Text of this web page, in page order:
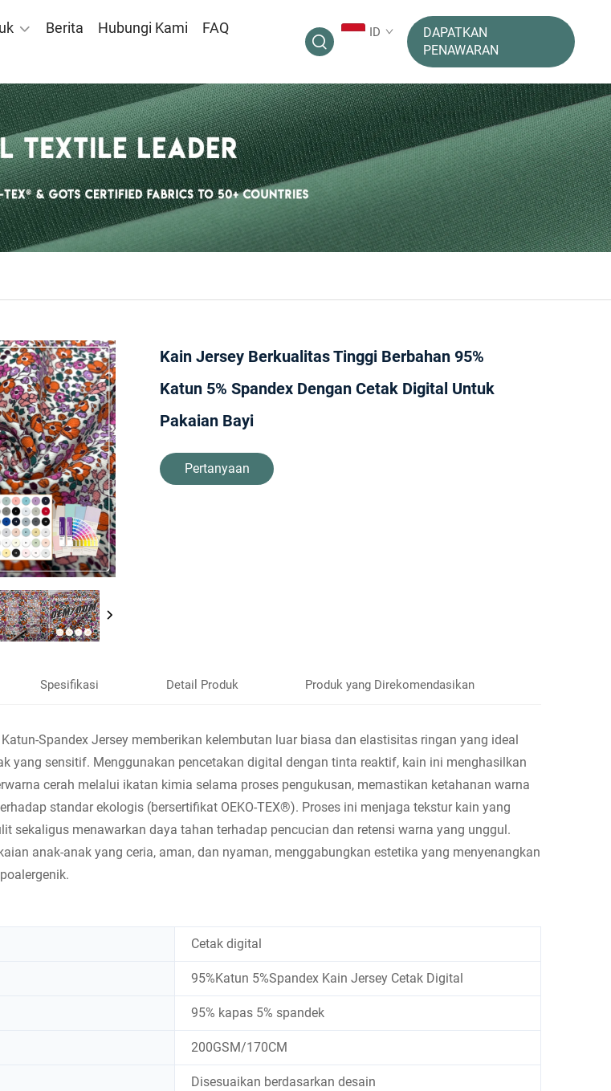
Berita Hubungi Kami
FAQ
ID
DAPATKAN
PENAWARAN
Kain Jersey Berkualitas Tinggi Berbahan 95%
Katun 5% Spandex Dengan Cetak Digital Untuk
Pakaian Bayi
Pertanyaan
Spesifikasi Detail Produk Produk yang Direkomendasikan
Spandex Jersey memberikan kelembutan luar biasa dan elastisitas ringan yang ideal
yang sensitif. Menggunakan pencetakan digital dengan tinta reaktif, kain ini menghasilkan
cerah melalui ikatan kimia selama proses pengukusan, memastikan ketahanan warna
standar ekologis (bersertifikat OEKO-TEX®). Proses ini menjaga tekstur kain yang
sekaligus menawarkan daya tahan terhadap pencucian dan retensi warna yang unggul.
anak-anak yang ceria, aman, dan nyaman, menggabungkan estetika yang menyenangkan
Cetak digital
95%Katun 5%Spandex Kain Jersey Cetak Digital
95% kapas 5% spandek
200GSM/170CM
Disesuaikan berdasarkan desain